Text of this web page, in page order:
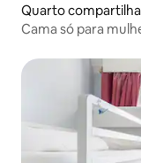
Quarto
Cama só para